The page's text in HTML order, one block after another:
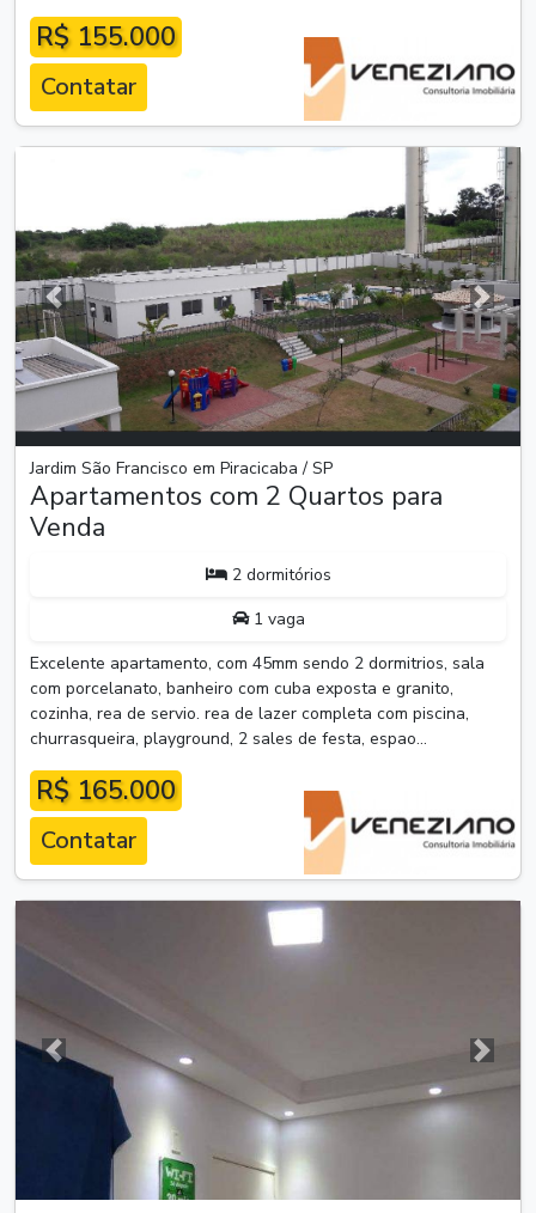
R$ 155.000
Contatar
Anterior
Jardim São Francisco em Piracicaba / SP
Apartamentos com 2 Quartos para
Venda
2 dormitórios
1 vaga
Excelente apartamento, com 45mm sendo 2 dormitrios, sala
com porcelanato, banheiro com cuba exposta e granito,
cozinha, rea de servio. rea de lazer completa com piscina,
churrasqueira, playground, 2 sales de festa, espao...
R$ 165.000
Contatar
Anterior